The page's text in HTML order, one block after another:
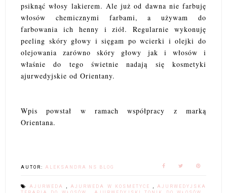
psiknąć włosy lakierem. Ale już od dawna nie farbuję
włosów chemicznymi farbami, a używam do
farbowania ich henny i ziół. Regularnie wykonuję
peeling skóry głowy i sięgam po wcierki i olejki do
olejowania zarówno skóry głowy jak i włosów i
właśnie do tego świetnie nadają się kosmetyki
ajurwedyjskie od Orientany.
Wpis powstał w ramach współpracy z marką
Orientana.
AUTOR: ALEKSANDRA NS BLOG
AJURWEDA AJURWEDA W KOSMETYCE
AJURWEDYJSKA